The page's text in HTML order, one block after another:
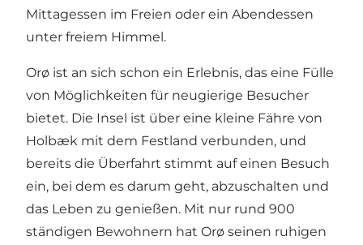
Mittagessen im Freien oder ein Abendessen
unter freiem Himmel.
Orø ist an sich schon ein Erlebnis, das eine Fülle
von Möglichkeiten für neugierige Besucher
bietet. Die Insel ist über eine kleine Fähre von
Holbæk mit dem Festland verbunden, und
bereits die Überfahrt stimmt auf einen Besuch
ein, bei dem es darum geht, abzuschalten und
das Leben zu genießen. Mit nur rund 900
ständigen Bewohnern hat Orø seinen ruhigen